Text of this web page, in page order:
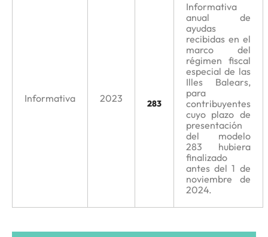
Informativa 2023 283
Informativa
anual de
ayudas
recibidas en el
marco del
régimen fiscal
especial de las
Illes Balears,
para
contribuyentes
cuyo plazo de
presentación
del modelo
283 hubiera
finalizado
antes del 1 de
noviembre de
2024.